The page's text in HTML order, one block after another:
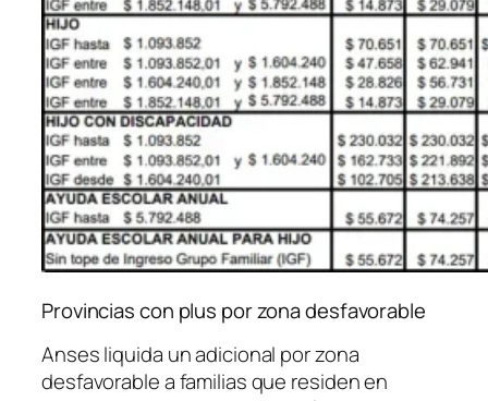
Provincias con plus por zona desfavorable
Anses liquida un adicional por zona
desfavorable a familias que residen en